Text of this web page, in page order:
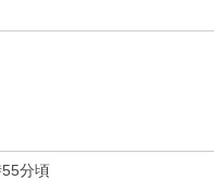
分頃